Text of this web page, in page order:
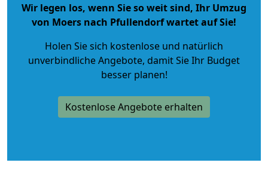
Wir legen los, wenn Sie so weit sind, Ihr Umzug
von Moers nach Pfullendorf wartet auf Sie!
Holen Sie sich kostenlose und natürlich
unverbindliche Angebote, damit Sie Ihr Budget
besser planen!
Kostenlose Angebote erhalten